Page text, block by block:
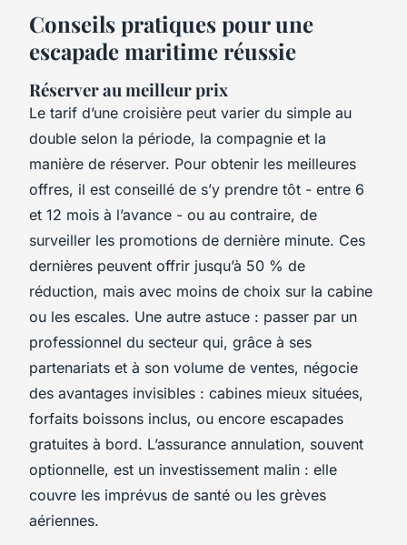
Conseils pratiques pour une
escapade maritime réussie
Réserver au meilleur prix
Le tarif d’une croisière peut varier du simple au
double selon la période, la compagnie et la
manière de réserver. Pour obtenir les meilleures
offres, il est conseillé de s’y prendre tôt - entre 6
et 12 mois à l’avance - ou au contraire, de
surveiller les promotions de dernière minute. Ces
dernières peuvent offrir jusqu’à 50 % de
réduction, mais avec moins de choix sur la cabine
ou les escales. Une autre astuce : passer par un
professionnel du secteur qui, grâce à ses
partenariats et à son volume de ventes, négocie
des avantages invisibles : cabines mieux situées,
forfaits boissons inclus, ou encore escapades
gratuites à bord. L’assurance annulation, souvent
optionnelle, est un investissement malin : elle
couvre les imprévus de santé ou les grèves
aériennes.